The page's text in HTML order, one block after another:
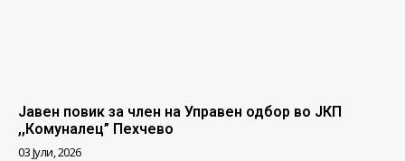
Јавен повик за член на Управен одбор во ЈКП
,,Комуналец” Пехчево
03 Јули, 2026